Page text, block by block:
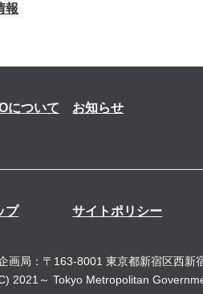
報
について お知らせ
プ サイトポリシー
画局：〒163-8001 東京都新宿区西新
2021～ Tokyo Metropolitan